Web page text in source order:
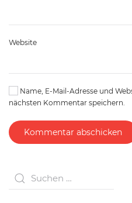
Website
Name, E-Mail-Adresse und
nächsten Kommentar speichern.
Kommentar abschicken